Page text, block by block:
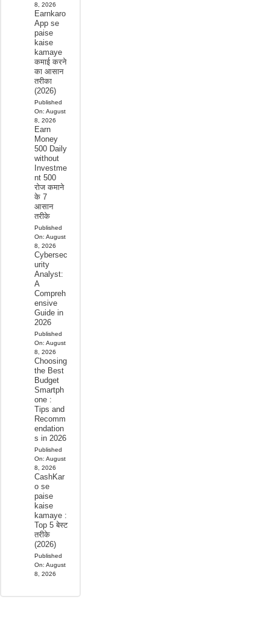
8, 2026
Earnkaro
App se
paise
kaise
kamaye
कमाई करने
का आसान
तरीका
(2026)
Published
On: August
8, 2026
Earn
Money
500 Daily
without
Investme
nt 500
रोज कमाने
के 7
आसान
तरीके
Published
On: August
8, 2026
Cybersec
urity
Analyst:
A
Compreh
ensive
Guide in
2026
Published
On: August
8, 2026
Choosing
the Best
Budget
Smartph
one :
Tips and
Recomm
endation
s in 2026
Published
On: August
8, 2026
CashKar
o se
paise
kaise
kamaye :
Top 5 बेस्ट
तरीके
(2026)
Published
On: August
8, 2026